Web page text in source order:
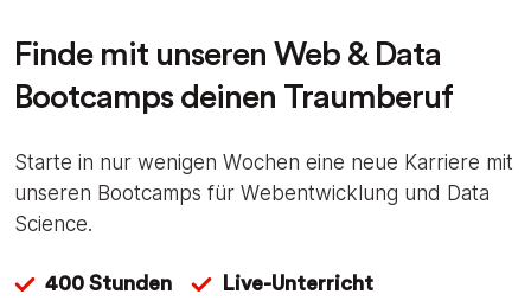
Finde mit unseren Web & Data
Bootcamps deinen Traumberuf
Starte in nur wenigen Wochen eine neue Karriere mit
unseren Bootcamps für Webentwicklung und Data
Science.
400 Stunden Live-Unterricht